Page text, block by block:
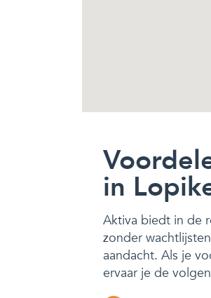
in
Aktiva biedt in de
zonder
aandacht. Als je
ervaar je de